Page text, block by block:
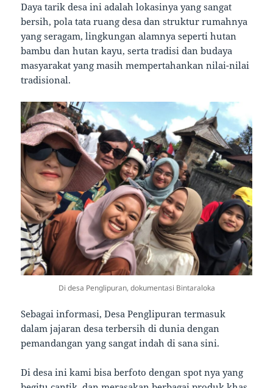
Daya tarik desa ini adalah lokasinya yang sangat
bersih, pola tata ruang desa dan struktur rumahnya
yang seragam, lingkungan alamnya seperti hutan
bambu dan hutan kayu, serta tradisi dan budaya
masyarakat yang masih mempertahankan nilai-nilai
tradisional.
Di desa Penglipuran, dokumentasi Bintaraloka
Sebagai informasi, Desa Penglipuran termasuk
dalam jajaran desa terbersih di dunia dengan
pemandangan yang sangat indah di sana sini.
Di desa ini kami bisa berfoto dengan spot nya yang